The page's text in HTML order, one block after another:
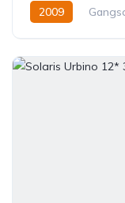
2009